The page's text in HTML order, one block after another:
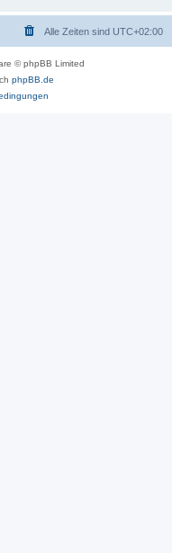
Alle Zeiten sind UTC+02:00
© phpBB Limited
phpBB.de